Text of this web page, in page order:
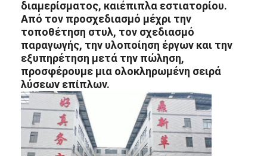
διαμερίσματος, καιέπιπλα εστιατορίου.
Από τον προσχεδιασμό μέχρι την
τοποθέτηση στυλ, τον σχεδιασμό
παραγωγής, την υλοποίηση έργων και την
εξυπηρέτηση μετά την πώληση,
προσφέρουμε μια ολοκληρωμένη σειρά
λύσεων επίπλων.